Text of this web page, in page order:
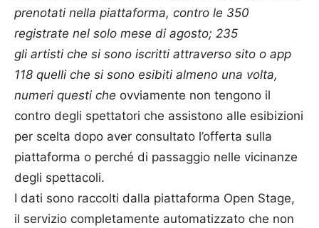
prenotati nella piattaforma, contro le 350
registrate nel solo mese di agosto; 235
gli artisti che si sono iscritti attraverso sito o app
118 quelli che si sono esibiti almeno una volta,
numeri questi che ovviamente non tengono il
contro degli spettatori che assistono alle esibizioni
per scelta dopo aver consultato l’offerta sulla
piattaforma o perché di passaggio nelle vicinanze
degli spettacoli.
I dati sono raccolti dalla piattaforma Open Stage,
il servizio completamente automatizzato che non